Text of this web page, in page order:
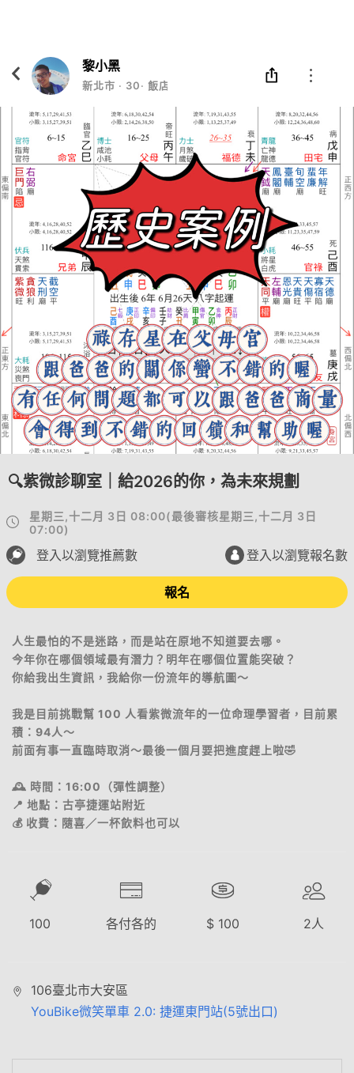
黎小黑
新北市 ‧ 30‧ 飯店櫃檯
🔍紫微診聊室｜給2026的你，為未來規劃
星期三,十二月 3日 08:00(最後審核星期三,十二月 3日
07:00)
登入以瀏覽推薦數 登入以瀏覽報名數
報名
人生最怕的不是迷路，而是站在原地不知道要去哪。
今年你在哪個領域最有潛力？明年在哪個位置能突破？
你給我出生資訊，我給你一份流年的導航圖～
我是目前挑戰幫 100 人看紫微流年的一位命理學習者，目前累
積：94人～
前面有事一直臨時取消～最後一個月要把進度趕上啦🤣
🕰 時間：16:00（彈性調整）
📍 地點：古亭捷運站附近
💰 收費：隨喜／一杯飲料也可以
100 各付各的 $ 100 2人
106臺北市大安區
YouBike微笑單車 2.0: 捷運東門站(5號出口)